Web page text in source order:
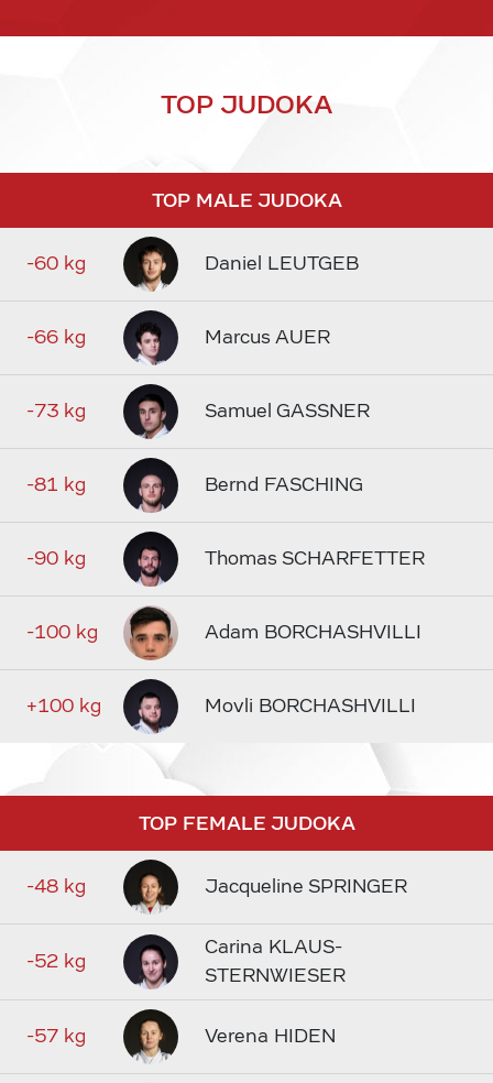
TOP JUDOKA
TOP MALE JUDOKA
-60 kg Daniel LEUTGEB
-66 kg Marcus AUER
-73 kg Samuel GASSNER
-81 kg Bernd FASCHING
-90 kg Thomas SCHARFETTER
-100 kg Adam BORCHASHVILLI
+100 kg Movli BORCHASHVILLI
TOP FEMALE JUDOKA
-48 kg Jacqueline SPRINGER
-52 kg
Carina KLAUS-
STERNWIESER
-57 kg Verena HIDEN